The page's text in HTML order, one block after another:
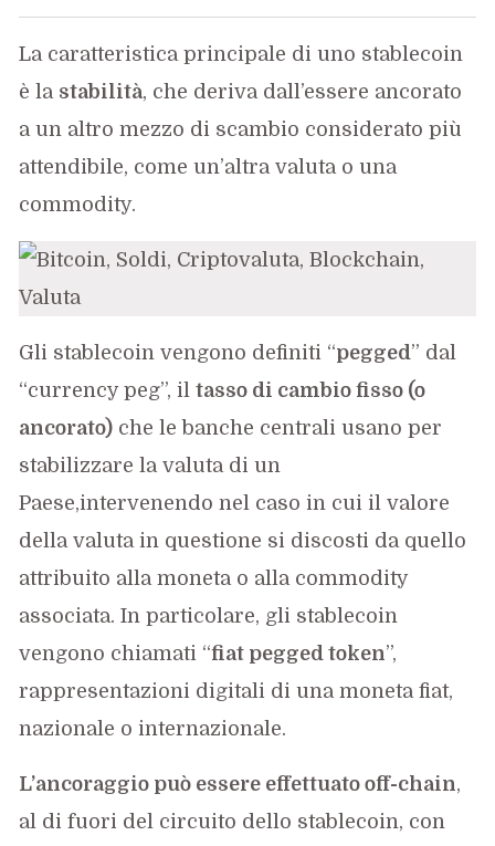
La caratteristica principale di uno stablecoin
è la stabilità, che deriva dall’essere ancorato
a un altro mezzo di scambio considerato più
attendibile, come un’altra valuta o una
commodity.
Gli stablecoin vengono definiti “pegged” dal
“currency peg”, iltasso di cambio fisso (o
ancorato) che le banche centrali usano per
stabilizzare la valuta di un
Paese,intervenendo nel caso in cui il valore
della valuta in questione si discosti da quello
attribuito alla moneta o alla commodity
associata. In particolare, gli stablecoin
vengono chiamati “fiat pegged token”,
rappresentazioni digitali di una moneta fiat,
nazionale o internazionale.
L’ancoraggio può essere effettuato off-chain,
al di fuori del circuito dello stablecoin, con